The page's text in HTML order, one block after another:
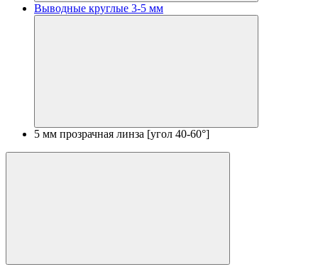
Выводные круглые 3-5 мм
5 мм прозрачная линза [угол 40-60°]